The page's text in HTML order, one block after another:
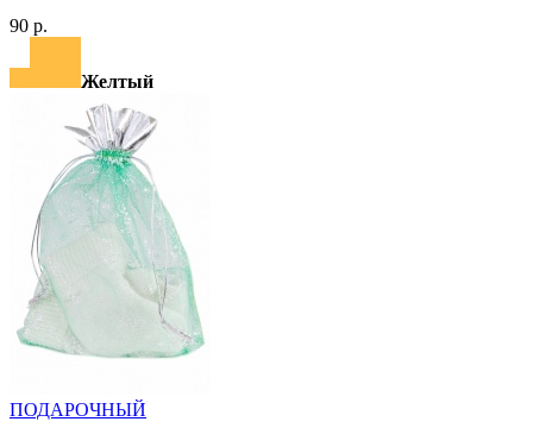
90 р.
Желтый
ПОДАРОЧНЫЙ